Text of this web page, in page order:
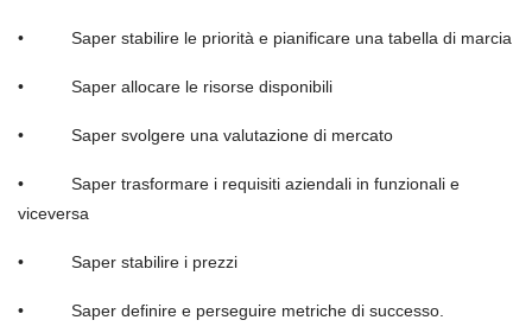
• Saper stabilire le priorità e pianificare una tabella di marcia
• Saper allocare le risorse disponibili
• Saper svolgere una valutazione di mercato
• Saper trasformare i requisiti aziendali in funzionali e
viceversa
• Saper stabilire i prezzi
• Saper definire e perseguire metriche di successo.